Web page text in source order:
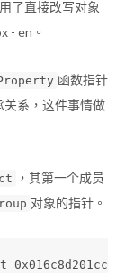
了直接改写对象
- en 。
函数指针
系，这件事情做
，其第一个成员
对象的指针。